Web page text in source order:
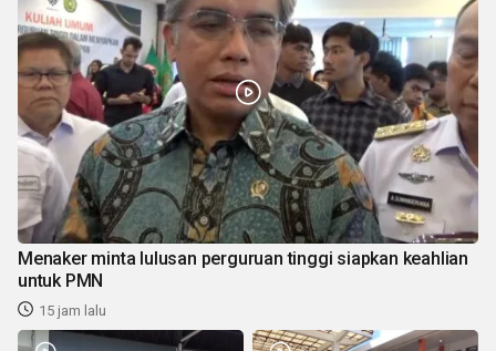
Menaker minta lulusan perguruan tinggi siapkan keahlian
untuk PMN
15 jam lalu